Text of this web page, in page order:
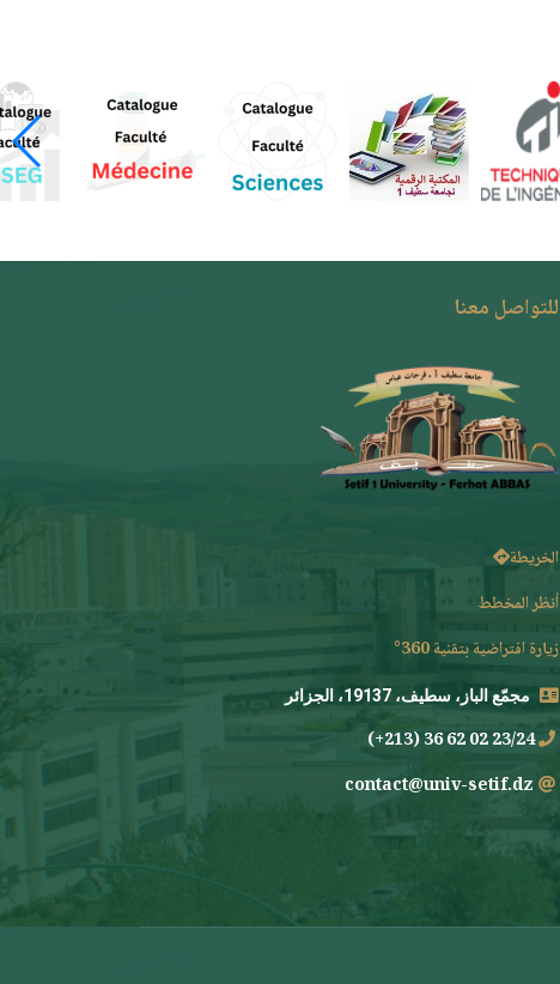
للتواصل معنا
الخريطة
أنظر المخطط
زيارة افتراضية بتقنية 360°
مجمّع الباز، سطيف، 19137، الجزائر
23/24 02 62 36 (213+)
contact@univ-setif.dz